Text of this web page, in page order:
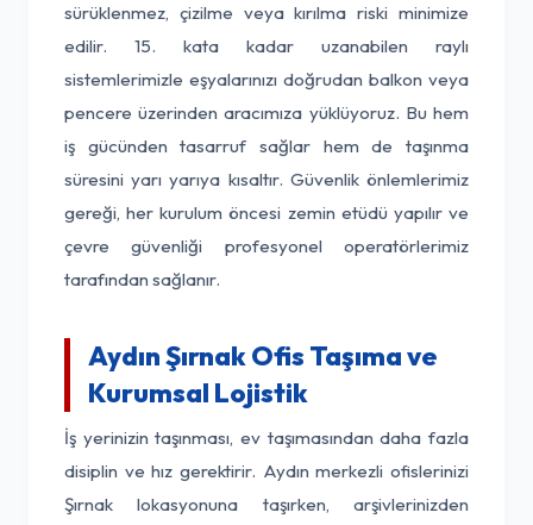
sürüklenmez, çizilme veya kırılma riski minimize
edilir. 15. kata kadar uzanabilen raylı
sistemlerimizle eşyalarınızı doğrudan balkon veya
pencere üzerinden aracımıza yüklüyoruz. Bu hem
iş gücünden tasarruf sağlar hem de taşınma
süresini yarı yarıya kısaltır. Güvenlik önlemlerimiz
gereği, her kurulum öncesi zemin etüdü yapılır ve
çevre güvenliği profesyonel operatörlerimiz
tarafından sağlanır.
Aydın Şırnak Ofis Taşıma ve
Kurumsal Lojistik
İş yerinizin taşınması, ev taşımasından daha fazla
disiplin ve hız gerektirir. Aydın merkezli ofislerinizi
Şırnak lokasyonuna taşırken, arşivlerinizden